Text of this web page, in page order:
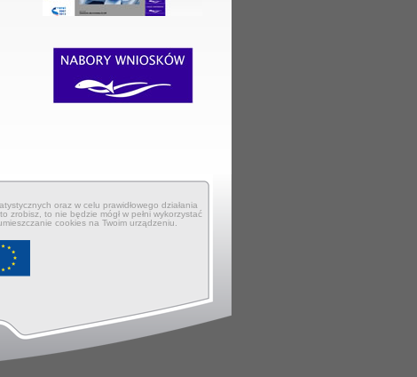
oraz w celu prawidłowego działania
zrobisz, to nie będzie mógł w pełni wykorzystać
cookies na Twoim urządzeniu.